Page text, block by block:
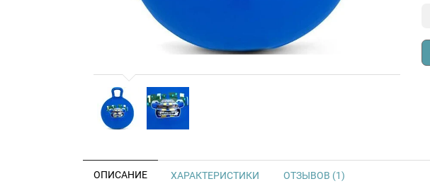
ОПИСАНИЕ ХАРАКТЕРИСТИКИ ОТЗЫВОВ (1)